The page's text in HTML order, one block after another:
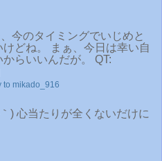
今のタイミングでいじめと
どね。 まぁ、今日は幸い自
らいいんだが。 QT:
to mikado_916
) 心当たりが全くないだけに